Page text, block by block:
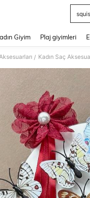
Giyim Plaj giyimleri
/ Kadın Saç